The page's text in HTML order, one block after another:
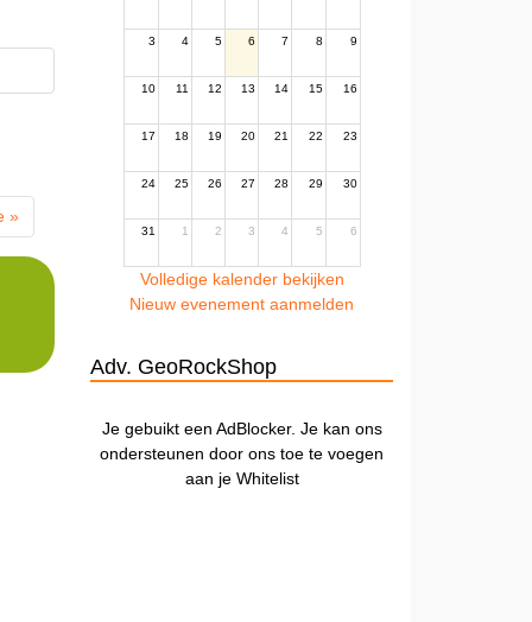
»
3 4 5 6 7 8 9
10 11 12 13 14 15 16
17 18 19 20 21 22 23
24 25 26 27 28 29 30
31 1 2 3 4 5 6
Volledige kalender bekijken
Nieuw evenement aanmelden
Adv. GeoRockShop
Je gebuikt een AdBlocker. Je kan ons
ondersteunen door ons toe te voegen
aan je Whitelist